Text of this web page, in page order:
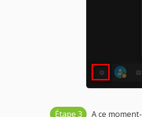
Étape 3 A ce